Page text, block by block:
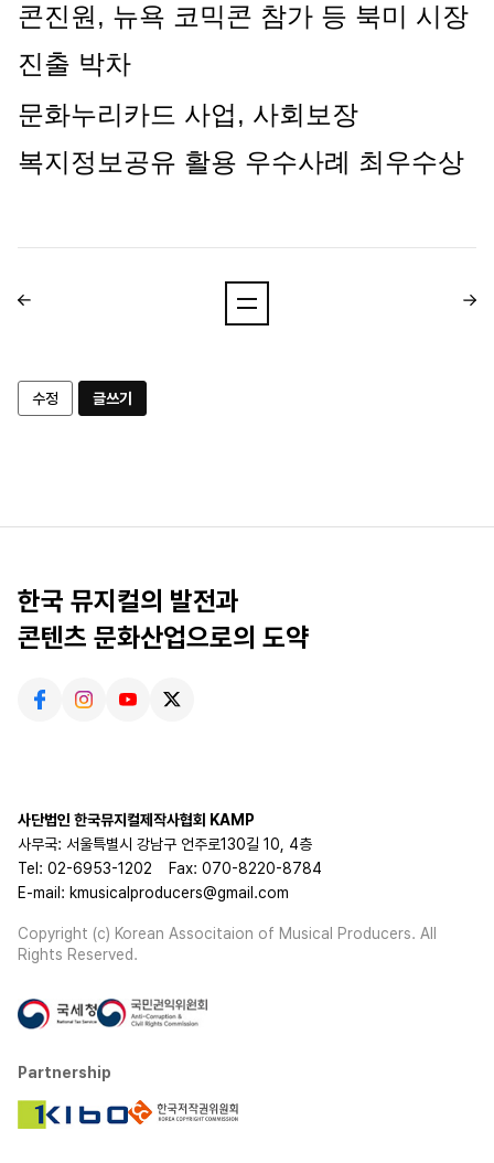
콘진원, 뉴욕 코믹콘 참가 등 북미 시장
진출 박차
문화누리카드 사업, 사회보장
복지정보공유 활용 우수사례 최우수상
수정 글쓰기
한국 뮤지컬의 발전과
콘텐츠 문화산업으로의 도약
사단법인 한국뮤지컬제작사협회 KAMP
사무국: 서울특별시 강남구 언주로130길 10, 4층
Tel: 02-6953-1202
Fax: 070-8220-8784
E-mail: kmusicalproducers@gmail.com
Copyright (c) Korean Associtaion of Musical Producers. All
Rights Reserved.
Partnership